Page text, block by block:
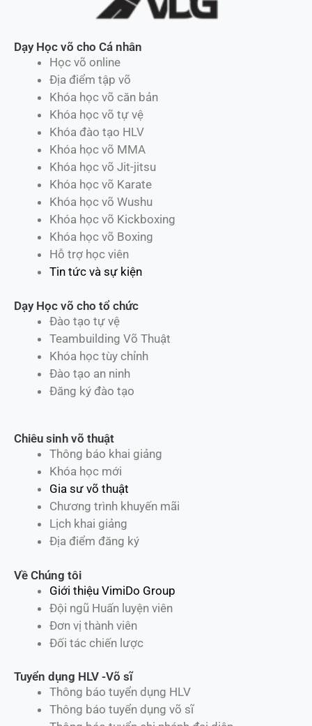
Dạy Học võ cho Cá nhân
Học võ online
Địa điểm tập võ
Khóa học võ căn bản
Khóa học võ tự vệ
Khóa đào tạo HLV
Khóa học võ MMA
Khóa học võ Jit-jitsu
Khóa học võ Karate
Khóa học võ Wushu
Khóa học võ Kickboxing
Khóa học võ Boxing
Hỗ trợ học viên
Tin tức và sự kiện
Dạy Học võ cho tổ chức
Đào tạo tự vệ
Teambuilding Võ Thuật
Khóa học tùy chỉnh
Đào tạo an ninh
Đăng ký đào tạo
Chiêu sinh võ thuật
Thông báo khai giảng
Khóa học mới
Gia sư võ thuật
Chương trình khuyến mãi
Lịch khai giảng
Địa điểm đăng ký
Về Chúng tôi
Giới thiệu VimiDo Group
Đội ngũ Huấn luyện viên
Đơn vị thành viên
Đối tác chiến lược
Tuyển dụng HLV -Võ sĩ
Thông báo tuyển dụng HLV
Thông báo tuyển dụng võ sĩ